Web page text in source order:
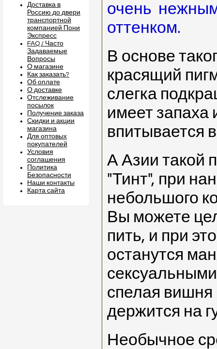
Доставка в
Россию до двери
транспортной
компанией Пони
Экспресс
FAQ / Часто
Задаваемые
Вопросы
О магазине
Как заказать?
Об оплате
О доставке
Отслеживание
посылок
Получение заказа
Скидки и акции
магазина
Для оптовых
покупателей
Условия
соглашения
Политика
Безопасности
Наши контакты
Карта сайта
очень
оттенком.
В основе
красящий
слегка
имеет запаха
впитывается
А Азии такой
"Тинт", при
небольшого
Вы можете
пить, и при
останутся
спелая вишня
держится на
Необычное